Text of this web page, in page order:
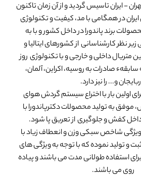
سال 1375 در تهران - ایران تاسیس گردید و از آن زمان تاکنون
در همگامی با مد، کیفیت و تکنولوژی
برند پاندورا در داخل کشور و با به
نظر کارشناسانی از کشورهای ایتالیا و
متریال داخلی و خارجی و با تکنولوژی روز
صادرات به روسیه، اکراین، آلمان،
و... را نیز دارد.
اولین بار با اختراع سیستم گردش هوای
به تولید محصولات دکترپاندورا با
کفش و جلوگیری از تعریق پا شود.
شاخص سبکی وزن و انعطاف زیاد با
و تولید نموده که با توجه به ویژگی های
استفاده طولانی مدت می باشند و پیاده
روی می باشند.